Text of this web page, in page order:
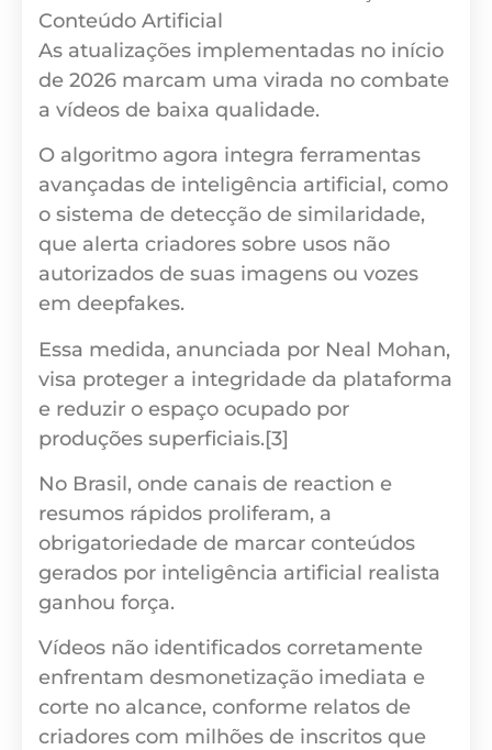
Conteúdo Artificial
As atualizações implementadas no início
de 2026 marcam uma virada no combate
a vídeos de baixa qualidade.
O algoritmo agora integra ferramentas
avançadas de inteligência artificial, como
o sistema de detecção de similaridade,
que alerta criadores sobre usos não
autorizados de suas imagens ou vozes
em deepfakes.
Essa medida, anunciada por Neal Mohan,
visa proteger a integridade da plataforma
e reduzir o espaço ocupado por
produções superficiais.[3]
No Brasil, onde canais de reaction e
resumos rápidos proliferam, a
obrigatoriedade de marcar conteúdos
gerados por inteligência artificial realista
ganhou força.
Vídeos não identificados corretamente
enfrentam desmonetização imediata e
corte no alcance, conforme relatos de
criadores com milhões de inscritos que